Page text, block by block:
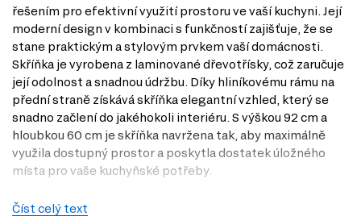
řešením pro efektivní využití prostoru ve vaší kuchyni. Její
moderní design v kombinaci s funkčností zajišťuje, že se
stane praktickým a stylovým prvkem vaší domácnosti.
Skříňka je vyrobena z laminované dřevotřísky, což zaručuje
její odolnost a snadnou údržbu. Díky hliníkovému rámu na
přední straně získává skříňka elegantní vzhled, který se
snadno začlení do jakéhokoli interiéru. S výškou 92 cm a
hloubkou 60 cm je skříňka navržena tak, aby maximálně
využila dostupný prostor a poskytla dostatek úložného
místa pro vaše kuchyňské potřeby.
Dostupné modifikace produktu
Číst celý text